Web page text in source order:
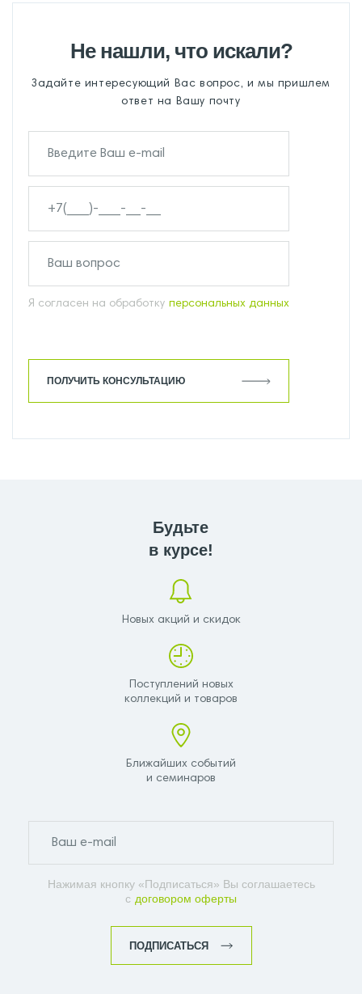
Не нашли, что искали?
Задайте интересующий Вас вопрос, и мы пришлем
ответ на Вашу почту
Я согласен на обработку персональных данных
ПОЛУЧИТЬ КОНСУЛЬТАЦИЮ
Будьте
в курсе!
Новых акций и скидок
Поступлений новых
коллекций и товаров
Ближайших событий
и семинаров
Нажимая кнопку «Подписаться» Вы соглашаетесь
с договором оферты
ПОДПИСАТЬСЯ